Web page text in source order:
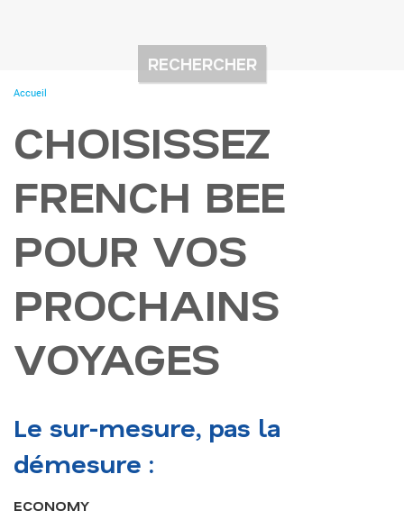
You
Accueil
CHOISISSEZ
FRENCH BEE
POUR VOS
PROCHAINS
VOYAGES
Le sur-mesure, pas la
démesure :
ECONOMY